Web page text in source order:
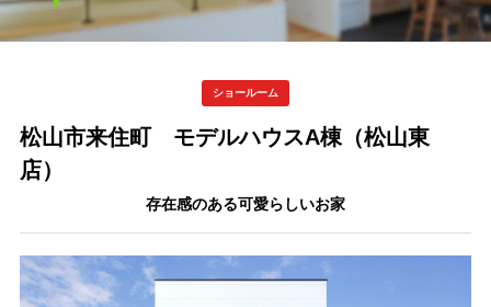
ショールーム
松山市来住町 モデルハウスA棟（松山東
店）
存在感のある可愛らしいお家